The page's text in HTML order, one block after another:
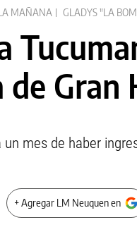
MAÑANA GLADYS "LA
de Gran
mes de haber
+ Agregar LM Neuquen en